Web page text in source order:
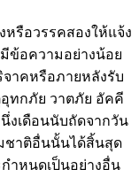
รรคสองให้แจ้ง
ข้อความอย่างน้อย
าคหรือภายหลังรับ
อุทกภัย วาตภัย อัคคี
งเดือนนับถัดจากวัน
ชาติอื่นนั้นได้สิ้นสุด
ำหนดเป็นอย่างอื่น